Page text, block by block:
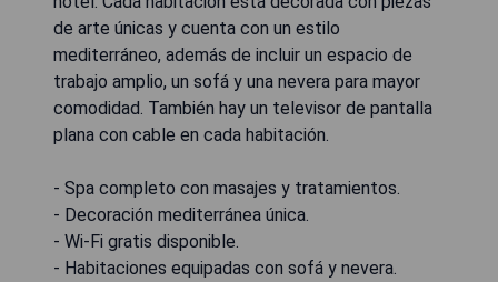
de arte únicas y cuenta con un estilo
mediterráneo, además de incluir un espacio de
trabajo amplio, un sofá y una nevera para mayor
comodidad. También hay un televisor de pantalla
plana con cable en cada habitación.
- Spa completo con masajes y tratamientos.
- Decoración mediterránea única.
- Wi-Fi gratis disponible.
- Habitaciones equipadas con sofá y nevera.